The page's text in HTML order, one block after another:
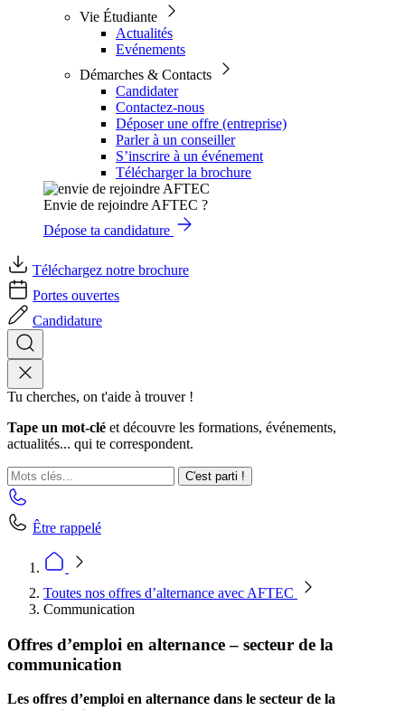
Vie Étudiante
Actualités
Evénements
Démarches & Contacts
Candidater
Contactez-nous
Déposer une offre (entreprise)
Parler à un conseiller
S’inscrire à un événement
Télécharger la brochure
Envie de rejoindre AFTEC ?
Dépose ta candidature
Téléchargez notre brochure
Portes ouvertes
Candidature
Tu cherches, on t'aide à trouver !
Tape un mot-clé et découvre les formations, événements,
actualités... qui te correspondent.
C'est parti !
Être rappelé
Toutes nos offres d’alternance avec AFTEC
Communication
Offres d’emploi en alternance – secteur de la
communication
Les offres d’emploi en alternance dans le secteur de la